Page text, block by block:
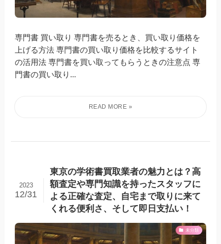
専門書 買い取り 専門書を売るとき、買い取り価格を
上げる方法 専門書の買い取り価格を比較するサイト
の活用法 専門書を買い取ってもらうときの注意点 専
門書の買い取り...
東京の学術書買取業者の魅力とは？高
額査定や専門知識を持ったスタッフに
よる正確な査定、自宅まで取りに来て
くれる便利さ、そして即日支払い！
2023
12/31
未分類